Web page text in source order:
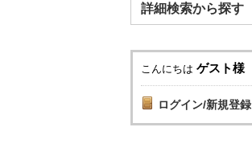
詳細検索から探す
こんにちは ゲスト様
ログイン/新規登録